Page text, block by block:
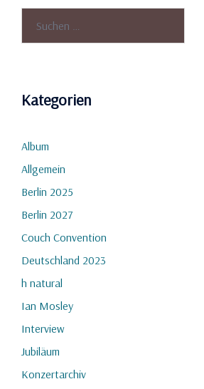
nach:
Kategorien
Album
Allgemein
Berlin 2025
Berlin 2027
Couch Convention
Deutschland 2023
h natural
Ian Mosley
Interview
Jubiläum
Konzertarchiv